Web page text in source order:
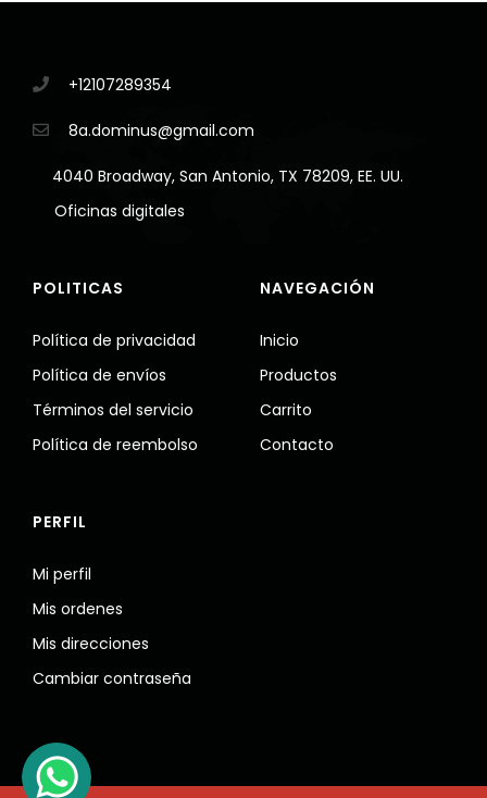
+12107289354
8a.dominus@gmail.com
4040 Broadway, San Antonio, TX 78209, EE. UU.
Oficinas digitales
POLITICAS
Política de privacidad
Política de envíos
Términos del servicio
Política de reembolso
NAVEGACIÓN
Inicio
Productos
Carrito
Contacto
PERFIL
Mi perfil
Mis ordenes
Mis direcciones
Cambiar contraseña